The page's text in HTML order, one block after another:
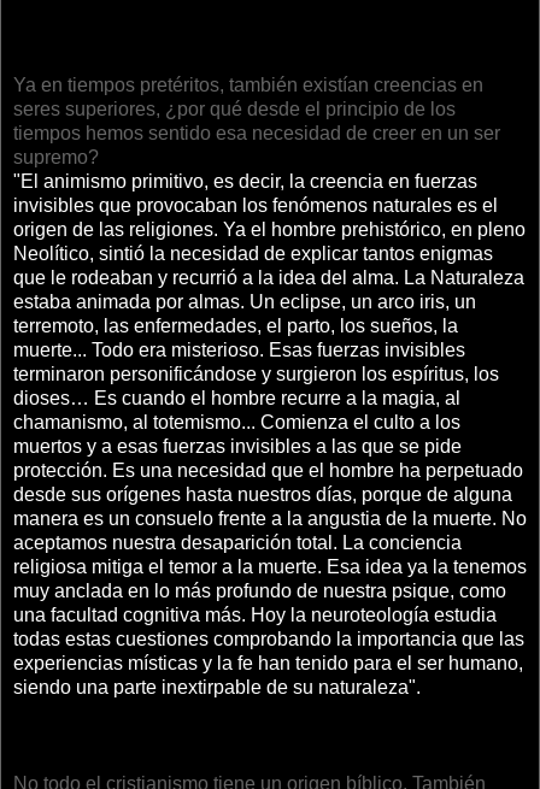
Ya en tiempos pretéritos, también existían creencias en
seres superiores, ¿por qué desde el principio de los
tiempos hemos sentido esa necesidad de creer en un ser
supremo?
"El animismo primitivo, es decir, la creencia en fuerzas
invisibles que provocaban los fenómenos naturales es el
origen de las religiones. Ya el hombre prehistórico, en pleno
Neolítico, sintió la necesidad de explicar tantos enigmas
que le rodeaban y recurrió a la idea del alma. La Naturaleza
estaba animada por almas. Un eclipse, un arco iris, un
terremoto, las enfermedades, el parto, los sueños, la
muerte... Todo era misterioso. Esas fuerzas invisibles
terminaron personificándose y surgieron los espíritus, los
dioses… Es cuando el hombre recurre a la magia, al
chamanismo, al totemismo... Comienza el culto a los
muertos y a esas fuerzas invisibles a las que se pide
protección. Es una necesidad que el hombre ha perpetuado
desde sus orígenes hasta nuestros días, porque de alguna
manera es un consuelo frente a la angustia de la muerte. No
aceptamos nuestra desaparición total. La conciencia
religiosa mitiga el temor a la muerte. Esa idea ya la tenemos
muy anclada en lo más profundo de nuestra psique, como
una facultad cognitiva más. Hoy la neuroteología estudia
todas estas cuestiones comprobando la importancia que las
experiencias místicas y la fe han tenido para el ser humano,
siendo una parte inextirpable de su naturaleza".
No todo el cristianismo tiene un origen bíblico. También